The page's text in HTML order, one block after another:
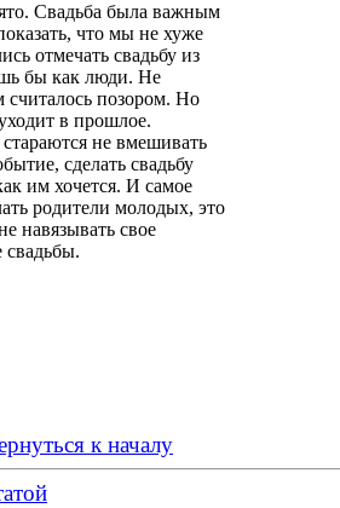
Свадьба была важным
что мы не хуже
отмечать свадьбу из
бы как люди. Не
считалось позором. Но
в прошлое.
не вмешивать
сделать свадьбу
им хочется. И самое
родители молодых, это
навязывать свое
свадьбы.
к началу